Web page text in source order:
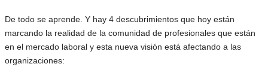
De todo se aprende. Y hay 4 descubrimientos que hoy están
marcando la realidad de la comunidad de profesionales que están
en el mercado laboral y esta nueva visión está afectando a las
organizaciones: